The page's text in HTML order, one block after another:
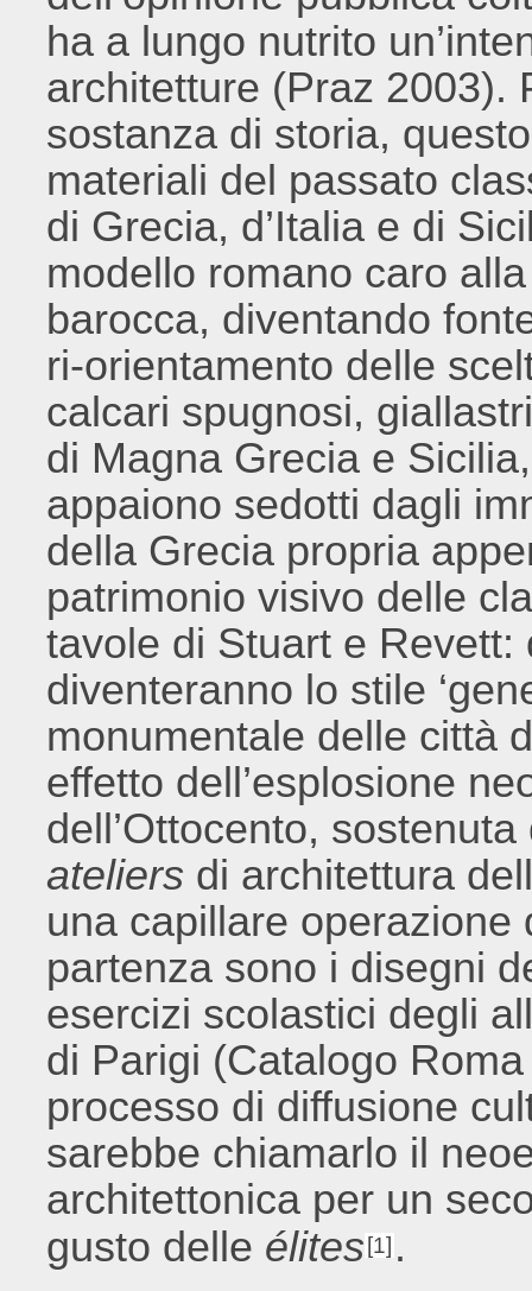
ha a lungo nutrito
architetture (Praz 2003).
sostanza di storia,
materiali del passato
di Grecia, d’Italia e di
modello romano caro
barocca, diventando
ri-orientamento delle
calcari spugnosi,
di Magna Grecia e
appaiono sedotti dagli
della Grecia propria
patrimonio visivo delle
tavole di Stuart e
diventeranno lo stile
monumentale delle città
effetto dell’esplosione
dell’Ottocento,
ateliers di architettura
una capillare
partenza sono i disegni
esercizi scolastici degli
di Parigi (Catalogo
processo di diffusione
sarebbe chiamarlo il
architettonica per un
gusto delle élites [1] .